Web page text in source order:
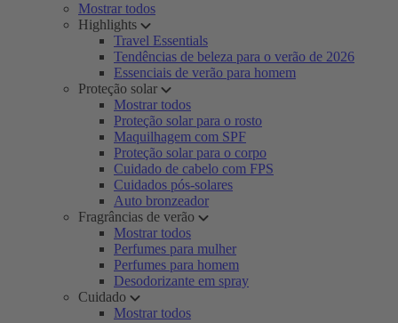
Mostrar todos
Highlights
Travel Essentials
Tendências de beleza para o verão de 2026
Essenciais de verão para homem
Proteção solar
Mostrar todos
Proteção solar para o rosto
Maquilhagem com SPF
Proteção solar para o corpo
Cuidado de cabelo com FPS
Cuidados pós-solares
Auto bronzeador
Fragrâncias de verão
Mostrar todos
Perfumes para mulher
Perfumes para homem
Desodorizante em spray
Cuidado
Mostrar todos